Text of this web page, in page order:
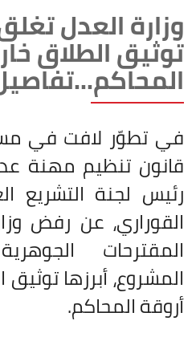
وزارة العدل
توثيق الطلاق
في تطوّر لافت في
قانون تنظيم مهنة
رئيس لجنة التشريع
القوراري، عن رفض
المقترحات
المشروع، أبرزها
أروقة المحاكم.